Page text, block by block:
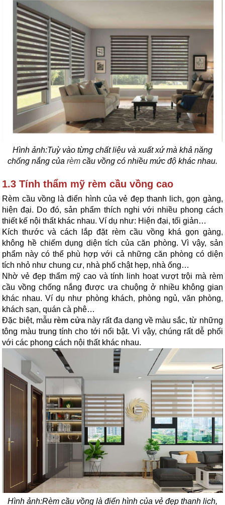
Hình ảnh:Tuỳ vào từng chất liệu và xuất xứ mà khả năng
chống nắng của rèm cầu vồng có nhiều mức độ khác nhau.
1.3 Tính thẩm mỹ rèm cầu vồng cao
Rèm cầu vồng là điển hình của vẻ đẹp thanh lich, gọn gàng,
hiện đại. Do đó, sản phẩm thích nghi với nhiều phong cách
thiết kế nội thất khác nhau. Ví dụ như: Hiện đại, tối giản…
Kích thước và cách lắp đặt rèm cầu vồng khá gọn gàng,
không hề chiếm dụng diện tích của căn phòng. Vì vậy, sản
phẩm này có thể phù hợp với cả những căn phòng có diện
tích nhỏ như chung cư, nhà phố chật hẹp, nhà ống…
Nhờ vẻ đẹp thẩm mỹ cao và tính linh hoạt vượt trội mà rèm
cầu vồng chống nắng được ưa chuộng ở nhiều không gian
khác nhau. Ví dụ như phòng khách, phòng ngủ, văn phòng,
khách sạn, quán cà phê…
Đặc biệt, mẫu rèm cửanày rất đa dạng về màu sắc, từ những
tông màu trung tính cho tới nổi bật. Vì vậy, chúng rất dễ phối
với các phong cách nội thất khác nhau.
Hình ảnh:Rèm cầu vồng là điển hình của vẻ đẹp thanh lich,